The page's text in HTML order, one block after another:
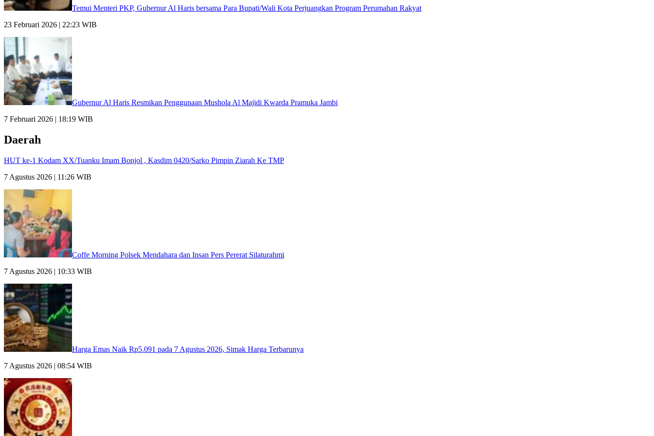
Temui Menteri PKP, Gubernur Al Haris bersama Para Bupati/Wali Kota Perjuangkan Program Perumahan Rakyat
23 Februari 2026 | 22:23 WIB
Gubernur Al Haris Resmikan Penggunaan Mushola Al Majidi Kwarda Pramuka Jambi
7 Februari 2026 | 18:19 WIB
Daerah
HUT ke-1 Kodam XX/Tuanku Imam Bonjol , Kasdim 0420/Sarko Pimpin Ziarah Ke TMP
7 Agustus 2026 | 11:26 WIB
Coffe Morning Polsek Mendahara dan Insan Pers Pererat Silaturahmi
7 Agustus 2026 | 10:33 WIB
Harga Emas Naik Rp5.091 pada 7 Agustus 2026, Simak Harga Terbarunya
7 Agustus 2026 | 08:54 WIB